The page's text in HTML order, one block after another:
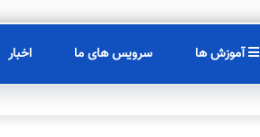
اخبار سرویس های ما آموزش ها